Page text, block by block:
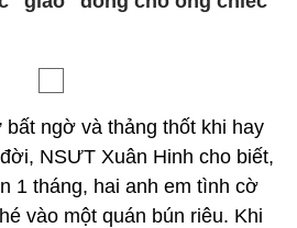
ngờ và thảng thốt khi hay
NSƯT Xuân Hinh cho biết,
1 tháng, hai anh em tình cờ
vào một quán bún riêu. Khi